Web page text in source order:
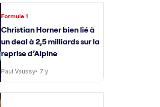
Formule 1
Christian Horner bien lié à
un deal à 2,5 milliards sur la
reprise d’Alpine
Paul Vaussy 7 y